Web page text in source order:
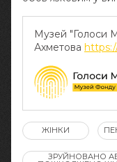
Музей "Голоси
Ахметова
ЖІНКИ
ЗРУЙНОВАНО